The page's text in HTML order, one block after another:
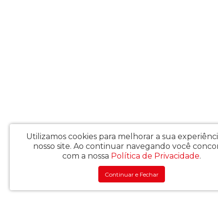
Utilizamos cookies para melhorar a sua
nosso site. Ao continuar navegando você
com a nossa Política de Privacidade.
Continuar e Fechar